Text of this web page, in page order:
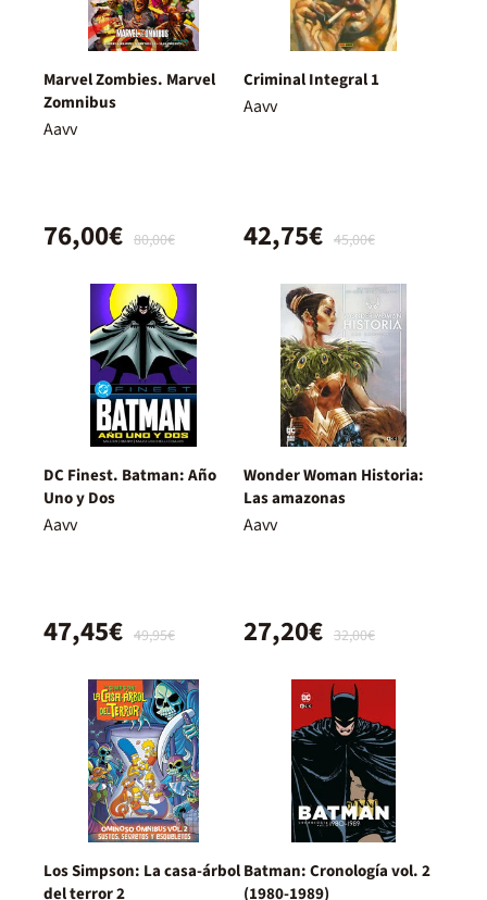
Marvel Zombies. Marvel
Zomnibus
Aavv
80,00€
76,00€
Criminal Integral 1
Aavv
45,00€
42,75€
DC Finest. Batman: Año
Uno y Dos
Aavv
49,95€
47,45€
Wonder Woman Historia:
Las amazonas
Aavv
32,00€
27,20€
Los Simpson: La casa-árbol
del terror 2
Batman: Cronología vol. 2
(1980-1989)